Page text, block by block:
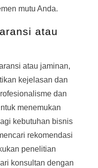
mutu Anda.
atau
atau jaminan,
kejelasan dan
dan
menemukan
kebutuhan bisnis
rekomendasi
penelitian
konsultan dengan